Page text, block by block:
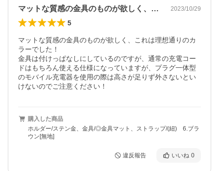
マットな質感の金具のものが欲しく、これ… 2023/10/29
5
マットな質感の金具のものが欲しく、これは理想通りのカ
ラーでした！
金具は付けっぱなしにしているのですが、通常の充電コー
ドはもちろん使える仕様になっていますが、プラグ一体型
のモバイル充電器を使用の際は高さが足りず外さないとい
けないのでご注意ください！
購入した商品
ホルダー/ステン金、金具/◎金具マット、ストラップ/(紐) 6.ブラ
ウン[無地]
違反報告 いいね 0